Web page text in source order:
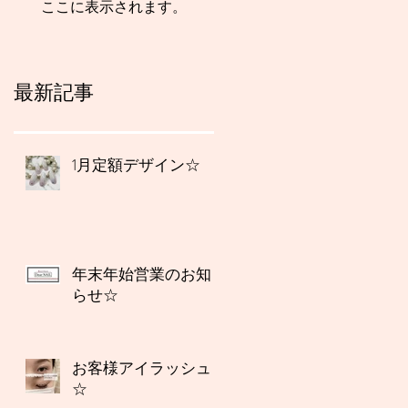
ここに表示されます。
最新記事
1月定額デザイン☆
年末年始営業のお知
らせ☆
お客様アイラッシュ
☆